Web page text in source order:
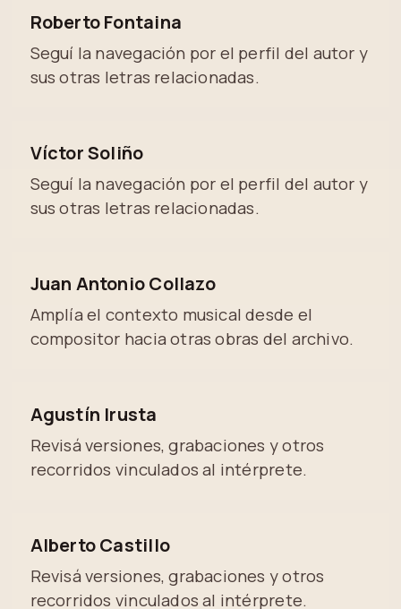
Roberto Fontaina
Seguí la navegación por el perfil del autor y
sus otras letras relacionadas.
Víctor Soliño
Seguí la navegación por el perfil del autor y
sus otras letras relacionadas.
Juan Antonio Collazo
Amplía el contexto musical desde el
compositor hacia otras obras del archivo.
Agustín Irusta
Revisá versiones, grabaciones y otros
recorridos vinculados al intérprete.
Alberto Castillo
Revisá versiones, grabaciones y otros
recorridos vinculados al intérprete.